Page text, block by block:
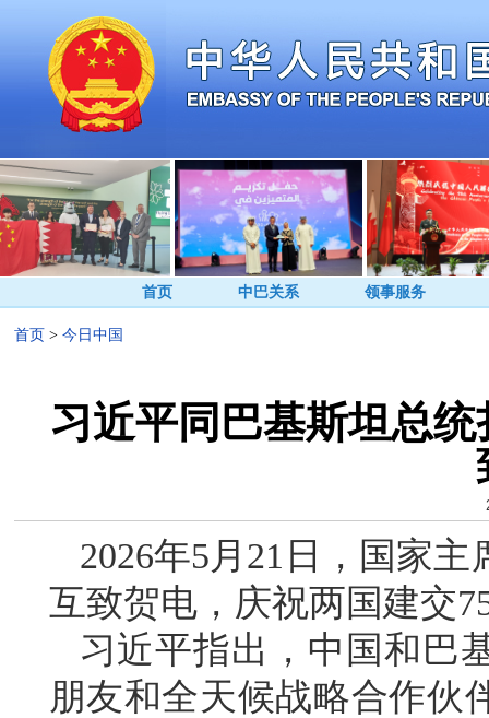
首页 中巴关系 领事服务
首页 > 今日中国
习近平同巴基斯坦总
2026年5月21日，国家
互致贺电，庆祝两国建交
习近平指出，中国和巴
朋友和全天候战略合作伙